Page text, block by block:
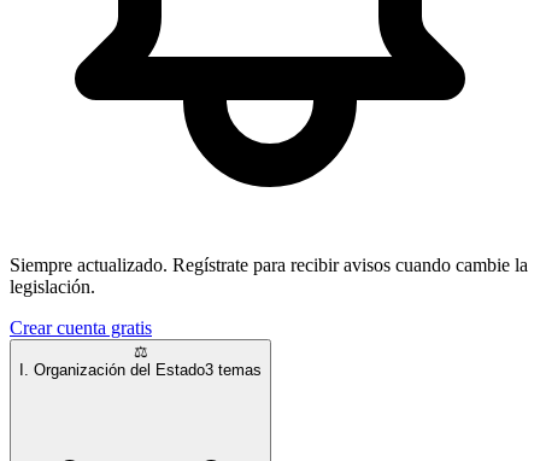
Siempre actualizado. Regístrate para recibir avisos cuando cambie la
legislación.
Crear cuenta gratis
⚖️
I. Organización del Estado3 temas